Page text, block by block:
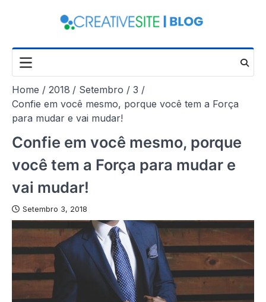
Home 2018 Setembro
3
Confie em você mesmo, porque você tem a Força
para mudar e vai mudar!
Confie em você mesmo, porque
você tem a Força para mudar e
vai mudar!
Setembro 3, 2018